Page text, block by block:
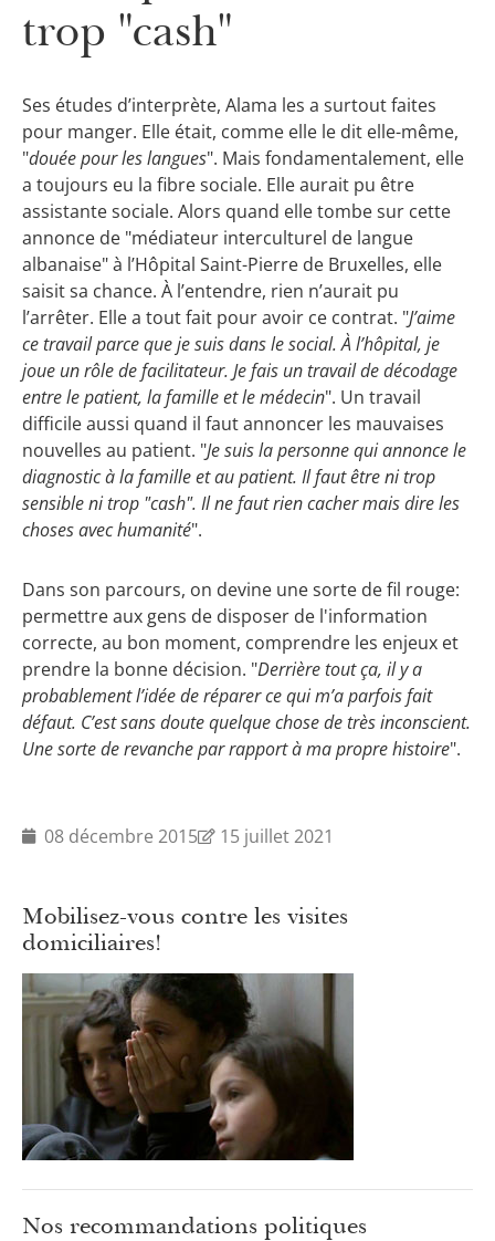
trop "cash"
Ses études d’interprète, Alama les a surtout faites
pour manger. Elle était, comme elle le dit elle-même,
"douée pour les langues". Mais fondamentalement, elle
a toujours eu la fibre sociale. Elle aurait pu être
assistante sociale. Alors quand elle tombe sur cette
annonce de "médiateur interculturel de langue
albanaise" à l’Hôpital Saint-Pierre de Bruxelles, elle
saisit sa chance. À l’entendre, rien n’aurait pu
l’arrêter. Elle a tout fait pour avoir ce contrat. "J’aime
ce travail parce que je suis dans le social. À l’hôpital, je
joue un rôle de facilitateur. Je fais un travail de décodage
entre le patient, la famille et le médecin". Un travail
difficile aussi quand il faut annoncer les mauvaises
nouvelles au patient. "Je suis la personne qui annonce le
diagnostic à la famille et au patient. Il faut être ni trop
sensible ni trop "cash". Il ne faut rien cacher mais dire les
choses avec humanité".
Dans son parcours, on devine une sorte de fil rouge:
permettre aux gens de disposer de l'information
correcte, au bon moment, comprendre les enjeux et
prendre la bonne décision. "Derrière tout ça, il y a
probablement l’idée de réparer ce qui m’a parfois fait
défaut. C’est sans doute quelque chose de très inconscient.
Une sorte de revanche par rapport à ma propre histoire".
08 décembre 2015 15 juillet 2021
Mobilisez-vous contre les visites
domiciliaires!
Nos recommandations politiques